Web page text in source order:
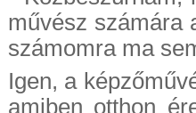
művész számára
számomra ma
Igen, a
amiben otthon